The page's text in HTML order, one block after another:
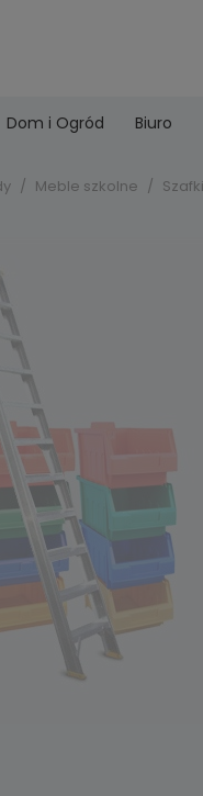
Dom i Ogród Biuro
Meble szkolne